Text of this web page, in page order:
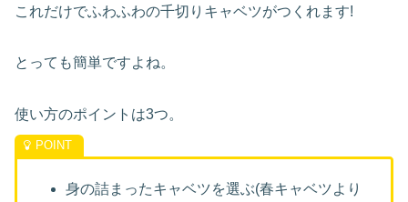
これだけでふわふわの千切りキャベツがつくれます!
とっても簡単ですよね。
使い方のポイントは3つ。
身の詰まったキャベツを選ぶ(春キャベツより